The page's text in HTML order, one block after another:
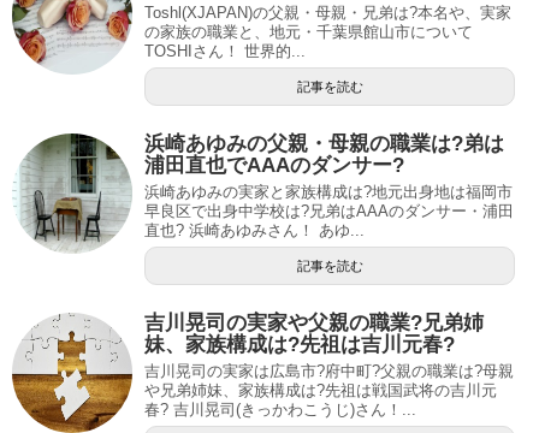
Toshl(XJAPAN)の父親・母親・兄弟は?本名や、実家
の家族の職業と、地元・千葉県館山市について
TOSHIさん！ 世界的...
記事を読む
浜崎あゆみの父親・母親の職業は?弟は
浦田直也でAAAのダンサー?
浜崎あゆみの実家と家族構成は?地元出身地は福岡市
早良区で出身中学校は?兄弟はAAAのダンサー・浦田
直也? 浜崎あゆみさん！ あゆ...
記事を読む
吉川晃司の実家や父親の職業?兄弟姉
妹、家族構成は?先祖は吉川元春?
吉川晃司の実家は広島市?府中町?父親の職業は?母親
や兄弟姉妹、家族構成は?先祖は戦国武将の吉川元
春? 吉川晃司(きっかわこうじ)さん！...